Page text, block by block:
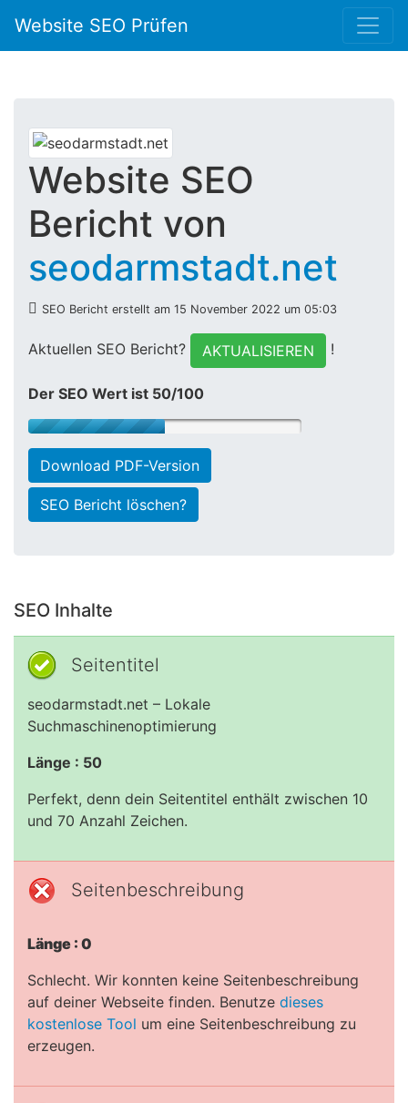
Website SEO Prüfen
Website SEO
Bericht von
seodarmstadt.net
SEO Bericht erstellt am 15 November 2022 um 05:03
Aktuellen SEO Bericht? AKTUALISIEREN !
Der SEO Wert ist 50/100
Download PDF-Version
SEO Bericht löschen?
SEO Inhalte
Seitentitel
seodarmstadt.net – Lokale
Suchmaschinenoptimierung
Länge : 50
Perfekt, denn dein Seitentitel enthält zwischen 10
und 70 Anzahl Zeichen.
Seitenbeschreibung
Länge : 0
Schlecht. Wir konnten keine Seitenbeschreibung
auf deiner Webseite finden. Benutze dieses
kostenlose Tool um eine Seitenbeschreibung zu
erzeugen.